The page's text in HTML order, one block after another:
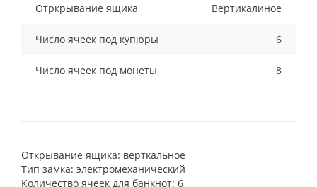
Отркрывание ящика Вертикалиное
Число ячеек под купюры 6
Число ячеек под монеты 8
Открывание ящика: верткальное
Тип замка: электромеханический
Количество ячеек для банкнот: 6